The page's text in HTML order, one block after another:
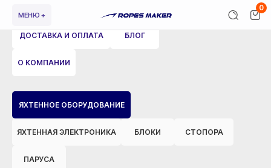
МЕНЮ +
0
ЯХТЕННОЕ ОБОРУДОВАНИЕ
ЯХТЕННАЯ ЭЛЕКТРОНИКА БЛОКИ СТОПОРА
ПАРУСА
ДОСТАВКА И ОПЛАТА БЛОГ
О КОМПАНИИ